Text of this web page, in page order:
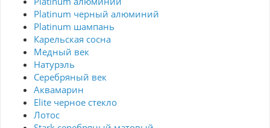
Platinum черный алюминий
Platinum шампань
Карельская сосна
Медный век
Натурэль
Серебряный век
Аквамарин
Elite черное стекло
Лотос